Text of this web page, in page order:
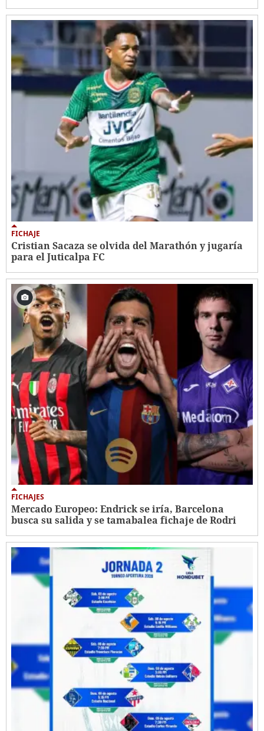
FICHAJE
Cristian Sacaza se olvida del Marathón y jugaría
para el Juticalpa FC
FICHAJES
Mercado Europeo: Endrick se iría, Barcelona
busca su salida y se tamabalea fichaje de Rodri